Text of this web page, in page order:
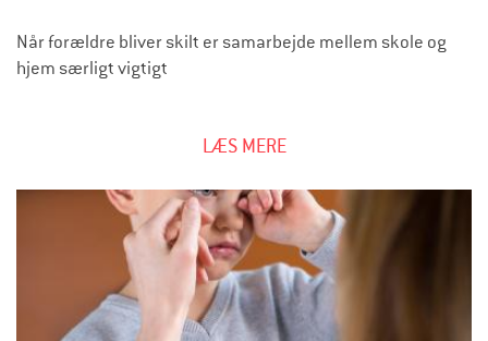
Når forældre bliver skilt er samarbejde mellem skole og
hjem særligt vigtigt
LÆS MERE